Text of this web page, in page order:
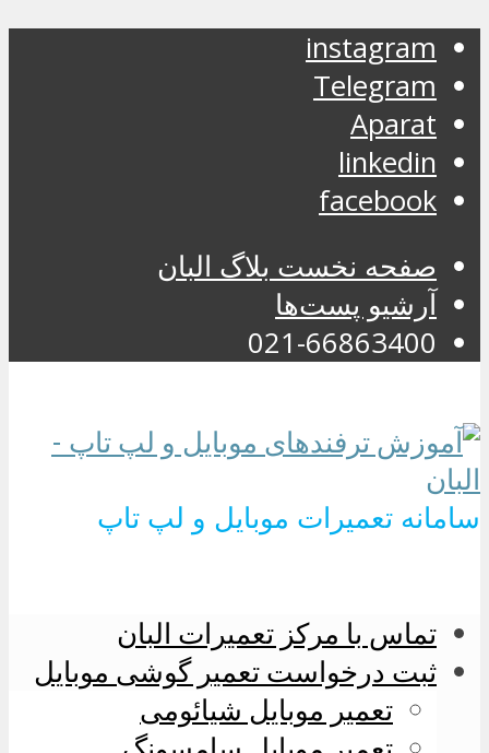
instagram
Telegram
Aparat
linkedin
facebook
صفحه نخست بلاگ البان
آرشیو پست‌ها
021-66863400
سامانه تعمیرات موبایل و لپ تاپ
تماس با مرکز تعمیرات البان
ثبت درخواست تعمیر گوشی موبایل
تعمیر موبایل شیائومی